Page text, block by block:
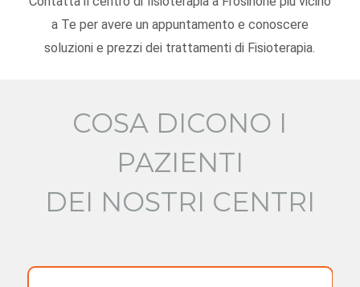
a Te per avere un appuntamento e conoscere
soluzioni e prezzi dei trattamenti di Fisioterapia.
COSA DICONO I
PAZIENTI
DEI NOSTRI CENTRI